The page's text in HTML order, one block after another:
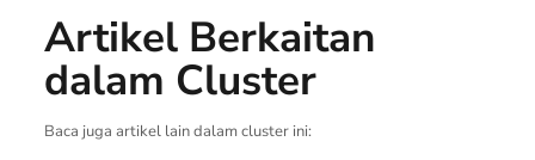
Artikel Berkaitan
dalam Cluster
Baca juga artikel lain dalam cluster ini: